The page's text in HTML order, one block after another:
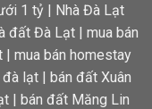
1 tỷ | Nhà Đà Lạt
đất Đà Lạt | mua bán
| mua bán homestay
đà lạt | bán đất Xuân
| bán đất Măng Lin